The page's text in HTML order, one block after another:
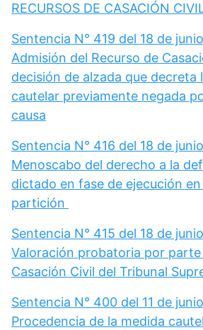
RECURSOS DE CASACIÓN
Sentencia N° 419 del 18 de
Admisión del Recurso de
decisión de alzada que decreta
cautelar previamente negada
causa
Sentencia N° 416 del 18 de
Menoscabo del derecho a la
dictado en fase de ejecución
partición
Sentencia N° 415 del 18 de
Valoración probatoria por parte
Casación Civil del Tribunal
Sentencia N° 400 del 11 de
Procedencia de la medida